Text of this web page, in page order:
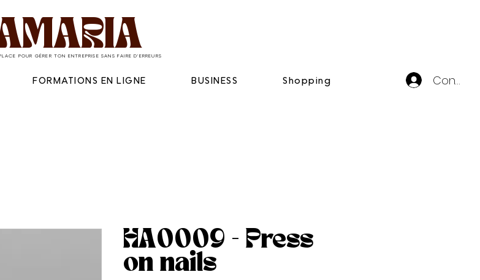
POUR GÉRER TON ENTREPRISE SANS FAIRE D'ERREURS
FORMATIONS EN LIGNE BUSINESS Shopping
HA0009 - Press
on nails